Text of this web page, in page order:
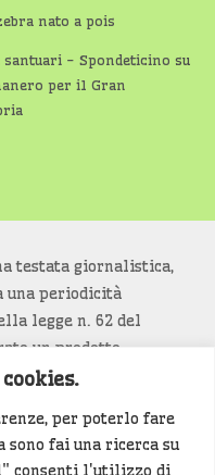
per poterlo fare
sono fai una ricerca su
consenti l'utilizzo di
nato a pois
- Spondeticino su
per il Gran
testata giornalistica,
una periodicità
legge n. 62 del
un prodotto
e diritti
tua proprietà e vuoi